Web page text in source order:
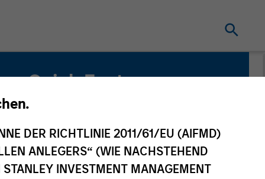
DER RICHTLINIE 2011/61/EU (AIFMD)
ANLEGERS“ (WIE NACHSTEHEND
INVESTMENT MANAGEMENT
Quick Facts
Net Index